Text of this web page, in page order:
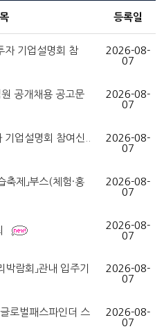
등록일
자 기업설명회 참
2026-08-
07
공개채용 공고문
2026-08-
07
업설명회 참여신..
2026-08-
07
축제」부스(체험·홍
2026-08-
07
2026-08-
07
람회」관내 입주기
2026-08-
07
로벌패스파인더 스
2026-08-
07